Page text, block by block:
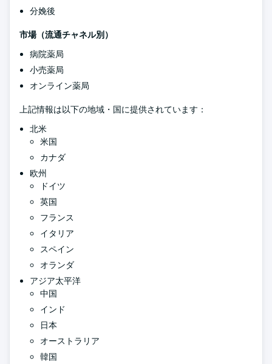
分娩後
市場（流通チャネル別）
病院薬局
小売薬局
オンライン薬局
上記情報は以下の地域・国に提供されています：
北米
米国
カナダ
欧州
ドイツ
英国
フランス
イタリア
スペイン
オランダ
アジア太平洋
中国
インド
日本
オーストラリア
韓国